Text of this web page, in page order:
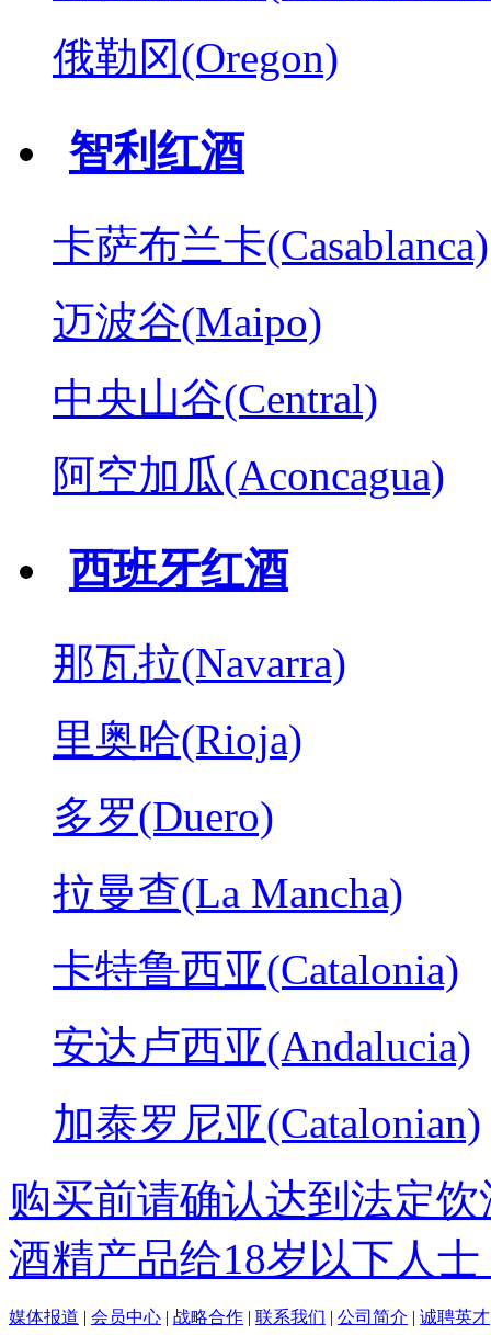
俄勒冈(Oregon)
智利红酒
卡萨布兰卡(Casablanca)
迈波谷(Maipo)
中央山谷(Central)
阿空加瓜(Aconcagua)
西班牙红酒
那瓦拉(Navarra)
里奥哈(Rioja)
多罗(Duero)
拉曼查(La Mancha)
卡特鲁西亚(Catalonia)
安达卢西亚(Andalucia)
加泰罗尼亚(Catalonian)
购买前请确认达到法定
酒精产品给18岁以下人士
媒体报道 | 会员中心 | 战略合作 | 联系我们 | 公司简介 | 诚聘英才